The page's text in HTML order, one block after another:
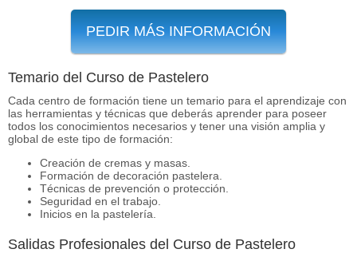
PEDIR MÁS INFORMACIÓN
Temario del Curso de Pastelero
Cada centro de formación tiene un temario para el aprendizaje con
las herramientas y técnicas que deberás aprender para poseer
todos los conocimientos necesarios y tener una visión amplia y
global de este tipo de formación:
Creación de cremas y masas.
Formación de decoración pastelera.
Técnicas de prevención o protección.
Seguridad en el trabajo.
Inicios en la pastelería.
Salidas Profesionales del Curso de Pastelero